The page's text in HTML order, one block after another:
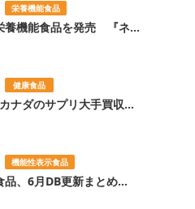
栄養機能食品
養機能食品を発売 『ネ...
健康食品
ナダのサプリ大手買収...
機能性表示食品
品、6月DB更新まとめ...